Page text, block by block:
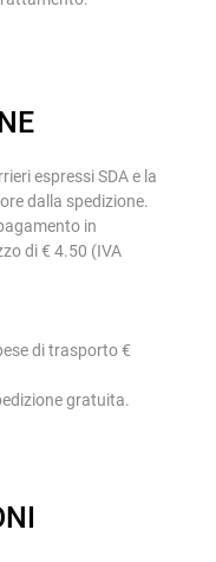
espressi SDA e la
dalla spedizione.
in
di € 4.50 (IVA
di trasporto €
gratuita.